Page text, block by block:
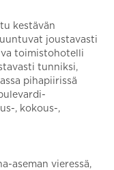
kestävän
joustavasti
toimistohotelli
tunniksi,
pihapiirissä
, kokous-,
aseman vieressä,